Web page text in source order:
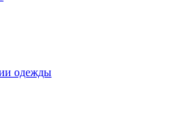
одежды